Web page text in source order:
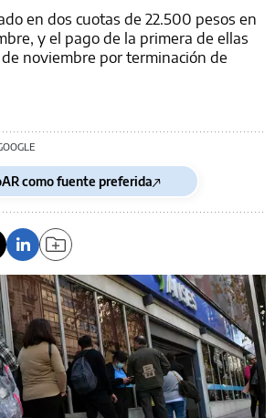
en dos cuotas de 22.500 pesos en
y el pago de la primera de ellas
noviembre por terminación de
como fuente preferida